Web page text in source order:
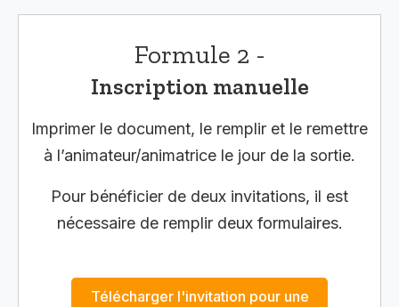
Formule 2 -
Inscription manuelle
Imprimer le document, le remplir et le remettre
à l’animateur/animatrice le jour de la sortie.
Pour bénéficier de deux invitations, il est
nécessaire de remplir deux formulaires.
Télécharger l'invitation pour une